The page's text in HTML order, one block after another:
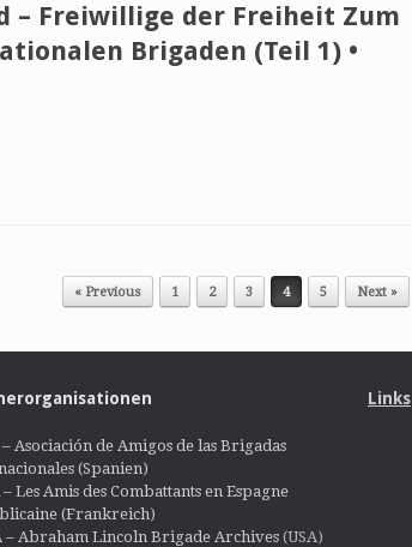
– Freiwillige der Freiheit Zum
Brigaden (Teil 1) •
« Previous 1 2 3 4 5 Next »
Asociación de Amigos de las Brigadas
(Spanien)
– Les Amis des Combattants en Espagne
(Frankreich)
– Abraham Lincoln Brigade Archives(USA)
Links